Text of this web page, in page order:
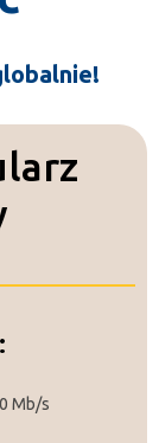
Mb/s